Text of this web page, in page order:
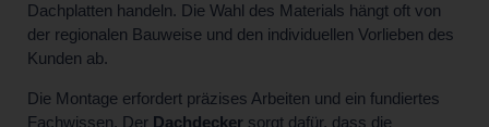
Dachplatten handeln. Die Wahl des Materials hängt oft von
der regionalen Bauweise und den individuellen Vorlieben des
Kunden ab.
Die Montage erfordert präzises Arbeiten und ein fundiertes
Fachwissen. Der Dachdecker sorgt dafür, dass die